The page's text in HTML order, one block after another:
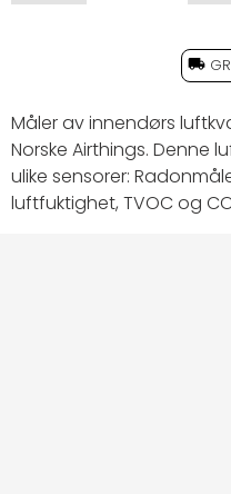
Måler av innendørs
Norske Airthings. Denne
ulike sensorer:
luftfuktighet, TVOC og